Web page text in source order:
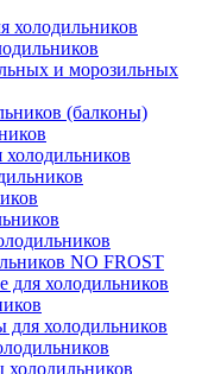
холодильников
и морозильных
(балконы)
холодильников
NO FROST
для холодильников
для холодильников
холодильников